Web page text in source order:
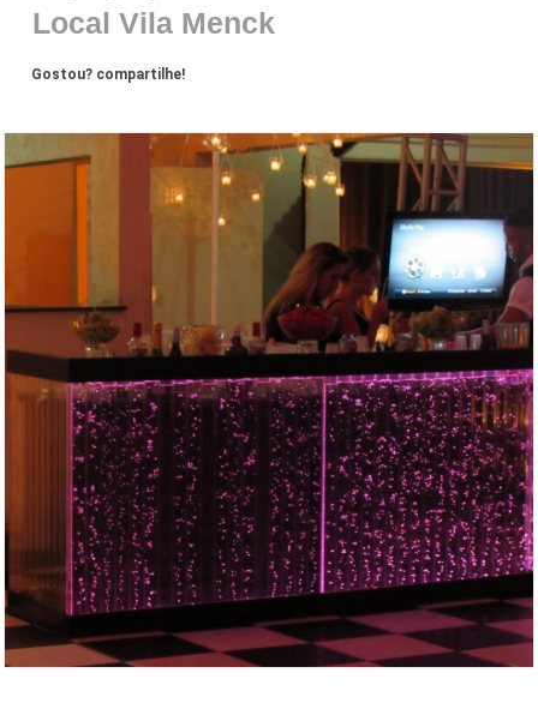
Local Vila Menck
Gostou? compartilhe!